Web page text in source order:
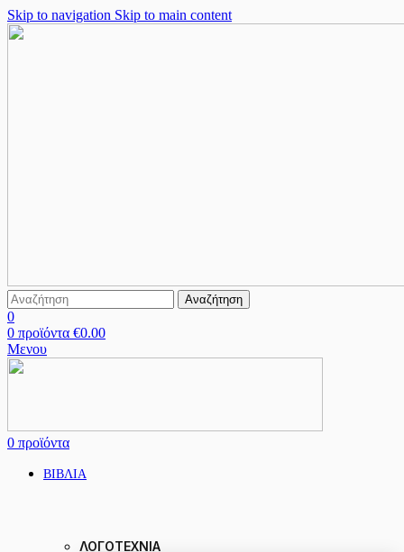
Skip to navigation Skip to main content
Αναζήτηση
0
0 προϊόντα €0.00
Μενου
0 προϊόντα
ΒΙΒΛΙΑ
ΛΟΓΟΤΕΧΝΙΑ